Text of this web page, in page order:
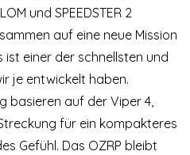
und SPEEDSTER 2
auf eine neue Mission
einer der schnellsten und
je entwickelt haben.
basieren auf der Viper 4,
für ein kompakteres
Gefühl. Das OZRP bleibt